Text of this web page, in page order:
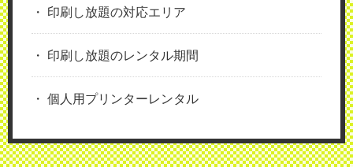
印刷し放題の対応エリア
印刷し放題のレンタル期間
個人用プリンターレンタル